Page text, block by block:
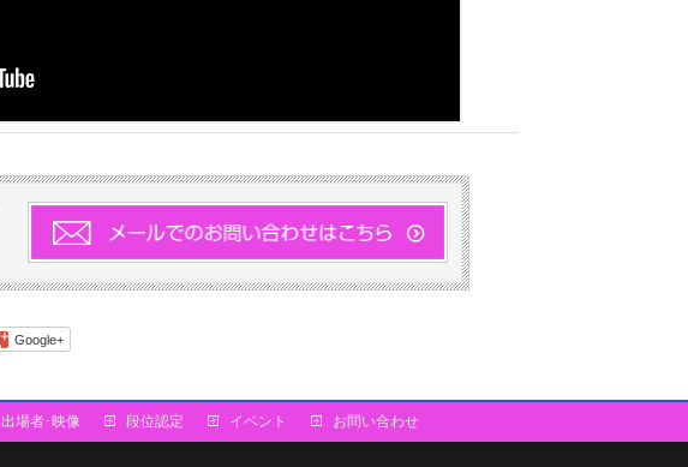
Google+
出場者･映像 段位認定 イベント お問い合わせ